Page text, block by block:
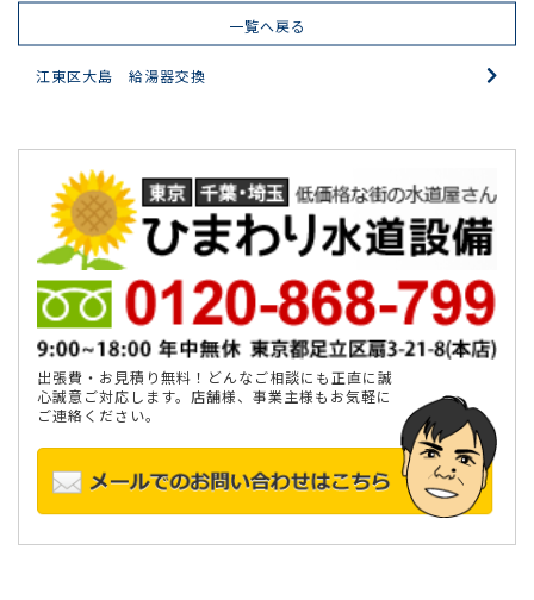
一覧へ戻る
江東区大島 給湯器交換
出張費・お見積り無料！どんなご相談にも正直に誠
心誠意ご対応します。店舗様、事業主様もお気軽に
ご連絡ください。